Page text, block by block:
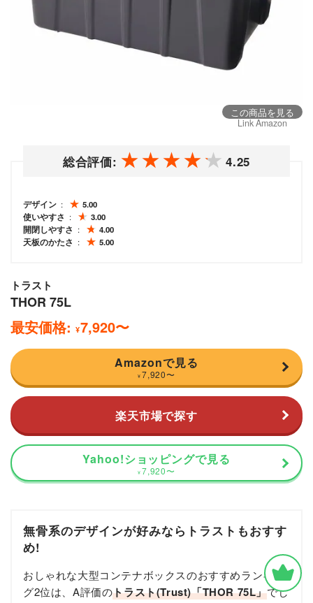
この商品を見る
Link Amazon
総合評価: 4.25
デザイン
5.00
使いやすさ
3.00
開閉しやすさ
4.00
天板のかたさ
5.00
トラスト
THOR 75L
最安価格: ¥7,920〜
Amazonで見る
¥ 7,920〜
楽天市場で探す
Yahoo!ショッピングで見る
¥ 7,920〜
無骨系のデザインが好みならトラストもおすす
め!
おしゃれな大型コンテナボックスのおすすめランキン
グ2位は、A評価のトラスト(Trust)「THOR 75L」でし